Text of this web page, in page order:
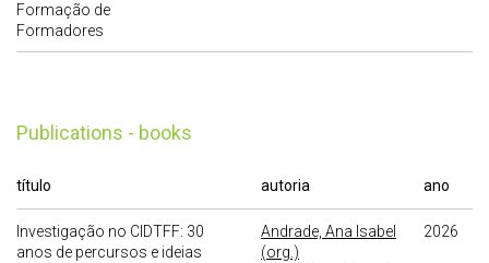
Formação de
Formadores
publications - books
título autoria ano
Investigação no CIDTFF: 30
anos de percursos e ideias
Andrade, Ana Isabel
(org.)
2026